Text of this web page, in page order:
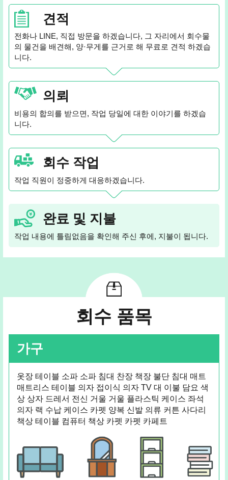
견적
전화나 LINE, 직접 방문을 하겠습니다, 그 자리에서 회수물
의 물건을 배견해, 양·무게를 근거로 해 무료로 견적 하겠습
니다.
의뢰
비용의 합의를 받으면, 작업 당일에 대한 이야기를 하겠습
니다.
회수 작업
작업 직원이 정중하게 대응하겠습니다.
완료 및 지불
작업 내용에 틀림없음을 확인해 주신 후에, 지불이 됩니다.
회수 품목
가구
옷장 테이블 소파 소파 침대 찬장 책장 불단 침대 매트
매트리스 테이블 의자 접이식 의자 TV 대 이불 담요 색
상 상자 드레서 전신 거울 거울 플라스틱 케이스 좌석
의자 랙 수납 케이스 카펫 양복 신발 의류 커튼 사다리
책상 테이블 컴퓨터 책상 카펫 카펫 카페트